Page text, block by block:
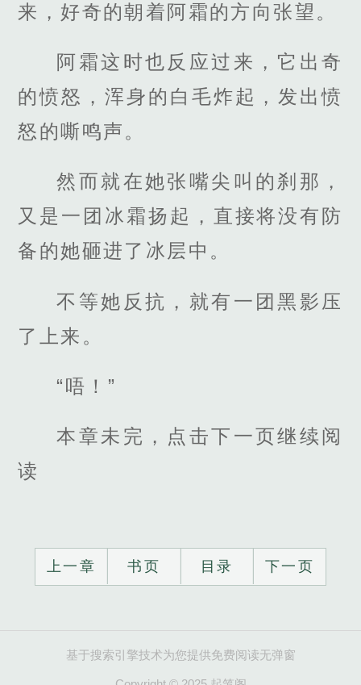
来，好奇的朝着阿霜的方向张望。
阿霜这时也反应过来，它出奇
的愤怒，浑身的白毛炸起，发出愤
怒的嘶鸣声。
然而就在她张嘴尖叫的刹那，
又是一团冰霜扬起，直接将没有防
备的她砸进了冰层中。
不等她反抗，就有一团黑影压
了上来。
“唔！”
本章未完，点击下一页继续阅
读
上一章 书页 目录 下一页
基于搜索引擎技术为您提供免费阅读无弹窗